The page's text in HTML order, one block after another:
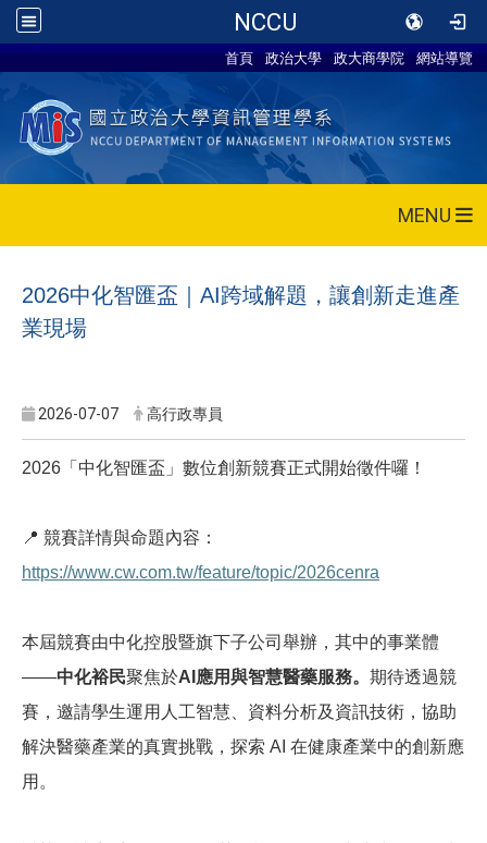
NCCU
首頁 政治大學 政大商學院 網站導覽
MENU
2026中化智匯盃｜ AI跨域解題，讓創新走進產
業現場
2026-07-07 高行政專員
2026 「中化智匯盃」數位創新競賽正式開始徵件囉！
📍 競賽詳情與命題內容：
https://www.cw.com.tw/feature/topic/2026cenra
本屆競賽由中化控股暨旗下子公司舉辦，其中的事業體
——中化裕民聚焦於AI 應用與智慧醫藥服務。 期待透過競
賽，邀請學生運用人工智慧、資料分析及資訊技術，協助
解決醫藥產業的真實挑戰，探索 AI 在健康產業中的創新應
用。